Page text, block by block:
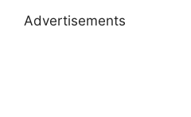
Advertisements